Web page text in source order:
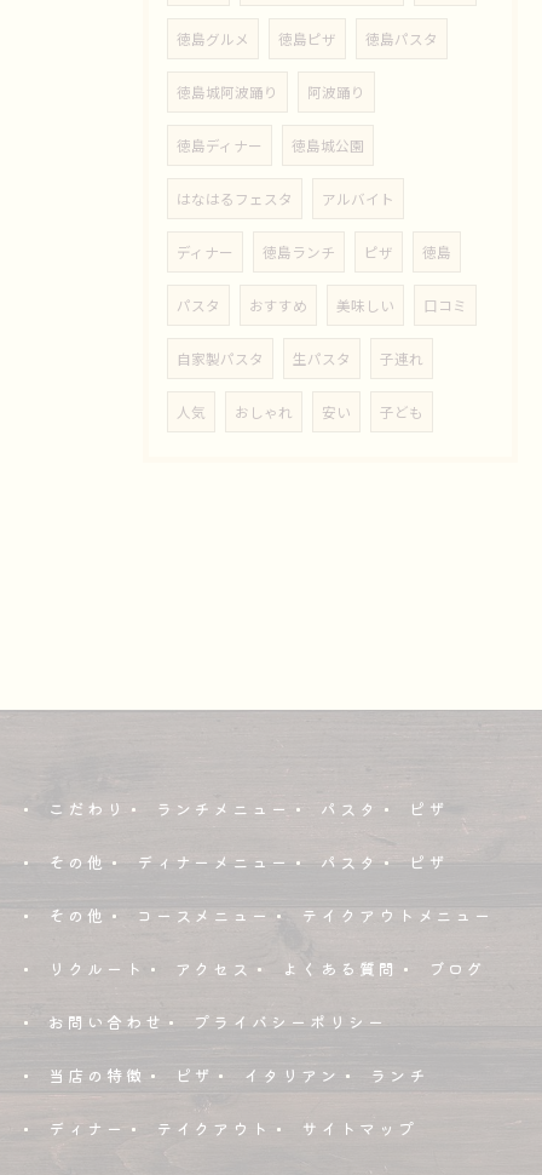
徳島グルメ 徳島ピザ 徳島パスタ
徳島城阿波踊り 阿波踊り
徳島ディナー 徳島城公園
はなはるフェスタ アルバイト
ディナー 徳島ランチ ピザ 徳島
パスタ おすすめ 美味しい 口コミ
自家製パスタ 生パスタ 子連れ
人気 おしゃれ 安い 子ども
こだわり ランチメニュー パスタ ピザ
その他 ディナーメニュー パスタ ピザ
その他 コースメニュー テイクアウトメニュー
リクルート アクセス よくある質問 ブログ
お問い合わせ プライバシーポリシー
当店の特徴 ピザ イタリアン ランチ
ディナー テイクアウト サイトマップ